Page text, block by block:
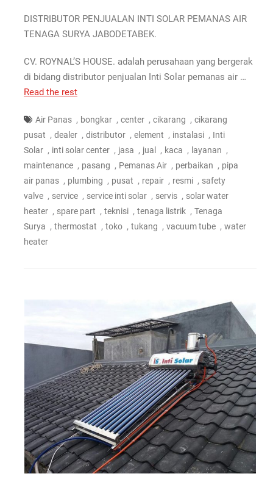
DISTRIBUTOR PENJUALAN INTI SOLAR PEMANAS AIR
TENAGA SURYA JABODETABEK.
CV. ROYNAL’S HOUSE. adalah perusahaan yang bergerak
di bidang distributor penjualan Inti Solar pemanas air …
Read the rest
Air Panas , bongkar , center , cikarang , cikarang
pusat , dealer , distributor , element , instalasi , Inti
Solar , inti solar center , jasa , jual , kaca , layanan ,
maintenance , pasang , Pemanas Air , perbaikan , pipa
air panas , plumbing , pusat , repair , resmi , safety
valve , service , service inti solar , servis , solar water
heater , spare part , teknisi , tenaga listrik , Tenaga
Surya , thermostat , toko , tukang , vacuum tube , water
heater